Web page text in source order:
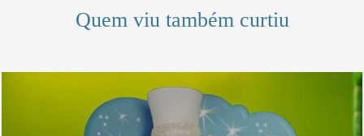
Quem viu também curtiu